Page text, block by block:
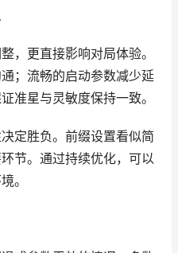
，更直接影响对局体验。
；流畅的启动参数减少延
准星与灵敏度保持一致。
定胜负。前缀设置看似简
节。通过持续优化，可以
。